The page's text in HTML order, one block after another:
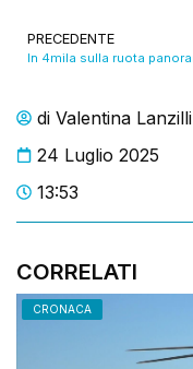
di Valentina Lanzilli
24 Luglio 2025
13:53
CORRELATI
CRONACA
PRECEDENTE